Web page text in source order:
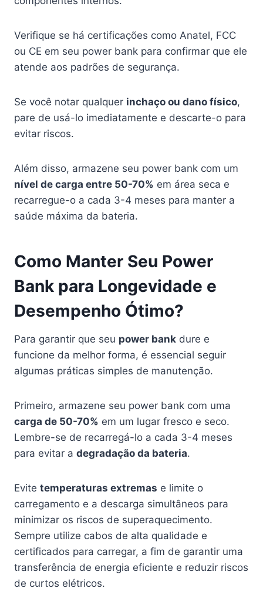
Verifique se há certificações como Anatel, FCC
ou CE em seu power bank para confirmar que ele
atende aos padrões de segurança.
Se você notar qualquer inchaço ou dano físico,
pare de usá-lo imediatamente e descarte-o para
evitar riscos.
Além disso, armazene seu power bank com um
nível de carga entre 50-70% em área seca e
recarregue-o a cada 3-4 meses para manter a
saúde máxima da bateria.
Como Manter Seu Power
Bank para Longevidade e
Desempenho Ótimo?
Para garantir que seu power bank dure e
funcione da melhor forma, é essencial seguir
algumas práticas simples de manutenção.
Primeiro, armazene seu power bank com uma
carga de 50-70% em um lugar fresco e seco.
Lembre-se de recarregá-lo a cada 3-4 meses
para evitar a degradação da bateria.
Evite temperaturas extremas e limite o
carregamento e a descarga simultâneos para
minimizar os riscos de superaquecimento.
Sempre utilize cabos de alta qualidade e
certificados para carregar, a fim de garantir uma
transferência de energia eficiente e reduzir riscos
de curtos elétricos.